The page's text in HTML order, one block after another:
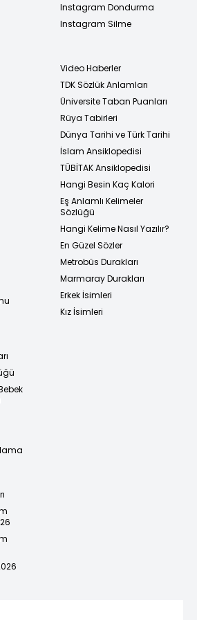
Instagram Dondurma
Instagram Silme
Video Haberler
TDK Sözlük Anlamları
Üniversite Taban Puanları
Rüya Tabirleri
Dünya Tarihi ve Türk Tarihi
İslam Ansiklopedisi
TÜBİTAK Ansiklopedisi
Hangi Besin Kaç Kalori
Eş Anlamlı Kelimeler
Sözlüğü
Hangi Kelime Nasıl Yazılır?
En Güzel Sözler
Metrobüs Durakları
Marmaray Durakları
Erkek İsimleri
Kız İsimleri